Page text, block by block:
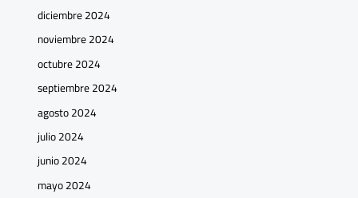
diciembre 2024
noviembre 2024
octubre 2024
septiembre 2024
agosto 2024
julio 2024
junio 2024
mayo 2024